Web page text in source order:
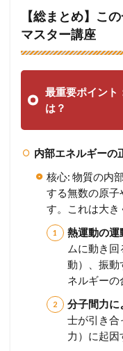
【総まとめ】こ
マスター講座
最重要ポイント
は？
内部エネルギーの
核心: 物質の内
する無数の原
す。これは大き
熱運動の運
ムに動き
動）、振動
ネルギーの
分子間力に
士が引き合
力）に起因